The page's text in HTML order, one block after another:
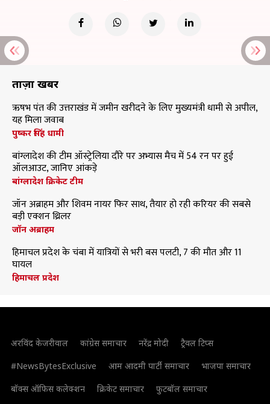
ताज़ा खबरें
ऋषभ पंत की उत्तराखंड में जमीन खरीदने के लिए मुख्यमंत्री धामी से अपील,
यह मिला जवाब
पुष्कर सिंह धामी
बांग्लादेश की टीम ऑस्ट्रेलिया दौरे पर अभ्यास मैच में 54 रन पर हुई
ऑलआउट, जानिए आंकड़े
बांग्लादेश क्रिकेट टीम
जॉन अब्राहम और शिवम नायर फिर साथ, तैयार हो रही करियर की सबसे
बड़ी एक्शन थ्रिलर
जॉन अब्राहम
हिमाचल प्रदेश के चंबा में यात्रियों से भरी बस पलटी, 7 की मौत और 11
घायल
हिमाचल प्रदेश
अरविंद केजरीवाल कांग्रेस समाचार नरेंद्र मोदी
ट्रैवल टिप्स
#NewsBytesExclusive
आम आदमी पार्टी समाचार
भाजपा समाचार
बॉक्स ऑफिस कलेक्शन
क्रिकेट समाचार फुटबॉल समाचार